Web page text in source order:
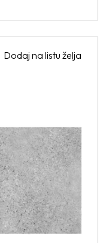
Dodaj na listu želja